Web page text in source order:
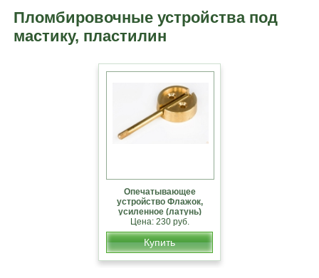
Пломбировочные устройства под
мастику, пластилин
Опечатывающее
устройство Флажок,
усиленное (латунь)
Цена: 230 руб.
Купить